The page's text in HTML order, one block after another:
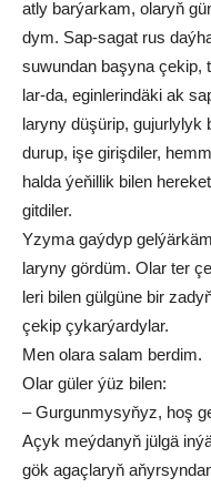
at­ly bar­ýar­kam, ola­ryň
dym. Sap-sa­gat rus
su­wun­dan ba­şy­na çe­kip,
lar-da, egin­le­rin­dä­ki ak
la­ry­ny dü­şü­rip, gu­jur­ly­lyk
du­rup, işe gi­riş­di­ler,
hal­da ýe­ňil­lik bi­len
git­di­ler.
Yzy­ma gaý­dyp
la­ry­ny gör­düm. Olar ter
le­ri bi­len gül­gü­ne bir
çe­kip çy­kar­ýar­dy­lar.
Men ola­ra sa­lam ber­dim.
Olar gü­ler ýüz bi­len:
– Gur­gun­my­sy­ňyz, hoş
Açyk meý­da­nyň jül­gä
gök agaç­la­ryň